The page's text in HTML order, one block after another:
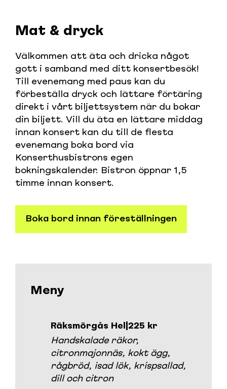
Mat & dryck
Välkommen att äta och dricka något
gott i samband med ditt konsertbesök!
Till evenemang med paus kan du
förbeställa dryck och lättare förtäring
direkt i vårt biljettsystem när du bokar
din biljett. Vill du äta en lättare middag
innan konsert kan du till de flesta
evenemang boka bord via
Konserthusbistrons egen
bokningskalender. Bistron öppnar 1,5
timme innan konsert.
Boka bord innan föreställningen
Meny
Räksmörgås Hel
225 kr
Handskalade räkor,
citronmajonnäs, kokt ägg,
rågbröd, isad lök, krispsallad,
dill och citron